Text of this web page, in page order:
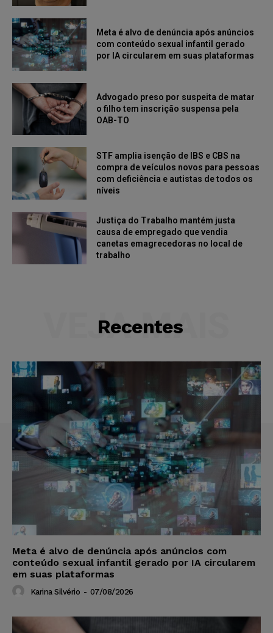
Meta é alvo de denúncia após anúncios
com conteúdo sexual infantil gerado
por IA circularem em suas plataformas
Advogado preso por suspeita de matar
o filho tem inscrição suspensa pela
OAB-TO
STF amplia isenção de IBS e CBS na
compra de veículos novos para pessoas
com deficiência e autistas de todos os
níveis
Justiça do Trabalho mantém justa
causa de empregado que vendia
canetas emagrecedoras no local de
trabalho
Recentes
VEJA MAIS
Meta é alvo de denúncia após anúncios com
conteúdo sexual infantil gerado por IA circularem
em suas plataformas
Karina Silvério - 07/08/2026